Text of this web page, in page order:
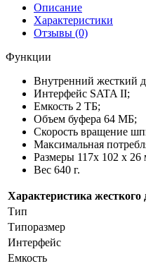
Описание
Характеристики
Отзывы (0)
Функции
Внутренний жесткий
Интерфейс SATA II;
Емкость 2 TБ;
Объем буфера 64 МБ;
Скорость вращение
Максимальная
Размеры 117x 102 x 26
Вес 640 г.
Характеристика жесткого
Тип
Типоразмер
Интерфейс
Емкость